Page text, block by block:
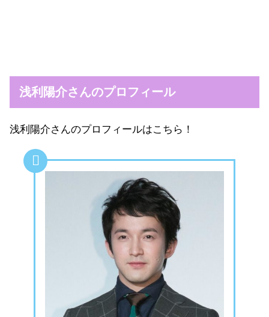
浅利陽介さんのプロフィール
浅利陽介さんのプロフィールはこちら！